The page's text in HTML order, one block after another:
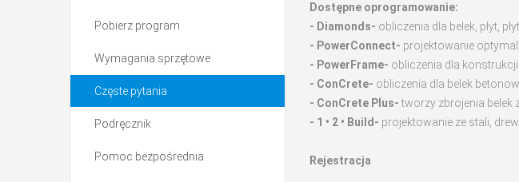
Dostępne oprogramowanie:
- Diamonds- obliczenia dla belek, płyt,
- PowerConnect- projektowanie
- PowerFrame- obliczenia dla
- ConCrete- obliczenia dla belek
- ConCrete Plus- tworzy zbrojenia belek
- 1 • 2 • Build- projektowanie ze stali,
Rejestracja
Pobierz program
Wymagania sprzętowe
Częste pytania
Podręcznik
Pomoc bezpośrednia